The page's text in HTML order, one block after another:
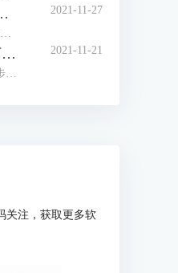
效果（鼠标移至动作）
在《利用Hype制作鼠标移至切换图片的效果（场景设置）》中，我们已经详细讲解了切换按钮的制作，以及图片的排版方式。
2021-11-27
如何在Hype制作3秒后出现下一步的页面（动画制作）
在《如何在Hype制作3秒后出现下一步的页面（场景设置）》一文中，我们已经详细讲解了倒计时按钮的制作以及下一步触发动作的设置。
2021-11-21
关注，获取更多软